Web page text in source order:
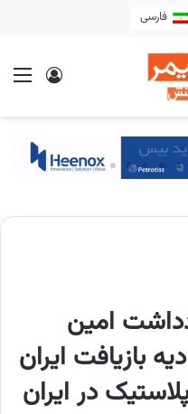
فارسی
امین
بازیافت ایران
در ایران